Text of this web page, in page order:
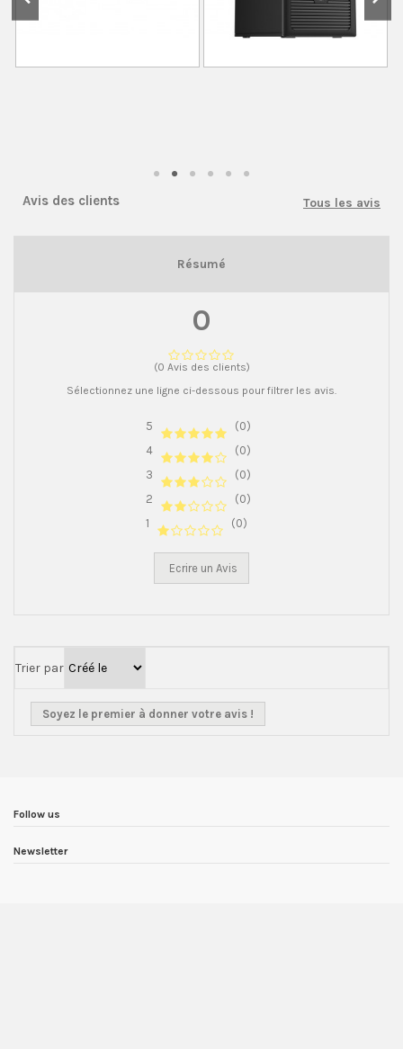
Avis des clients Tous les avis
Résumé
0
(0 Avis des clients)
Sélectionnez une ligne ci-dessous pour filtrer les avis.
5
(0)
4
(0)
3
(0)
2
(0)
1
(0)
Ecrire un Avis
Trier par
Soyez le premier à donner votre avis !
Follow us
Newsletter